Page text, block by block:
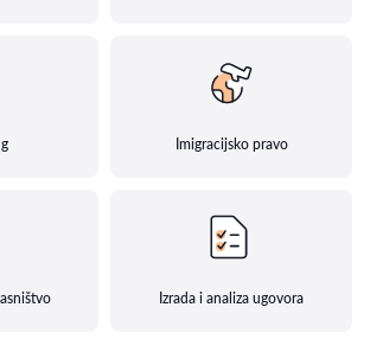
Imigracijsko pravo
Izrada i analiza ugovora